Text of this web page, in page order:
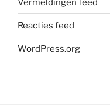
Vermeldingen feed
Reacties feed
WordPress.org